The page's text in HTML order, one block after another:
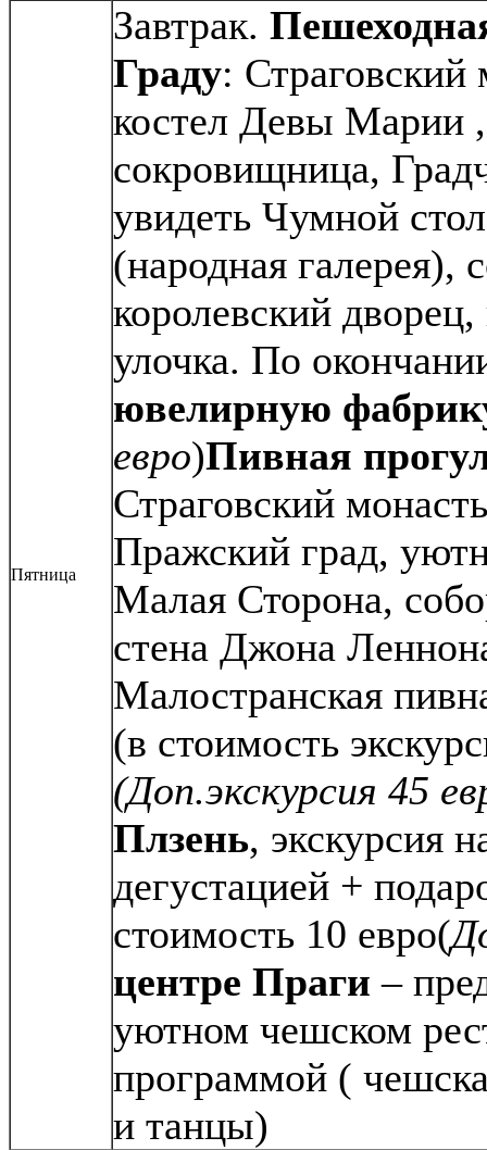
Пятница
Завтрак.
Граду: Страговский
костел Девы Марии
сокровищница,
увидеть Чумной
(народная галерея),
королевский
улочка. По
ювелирную
евро)Пивная
Страговский
Пражский град,
Малая Сторона,
стена Джона
Малостранская
(в стоимость
(Доп.экскурсия 45
Плзень, экскурсия
дегустацией +
стоимость 10 евро(
центре Праги –
уютном чешском
программой (
и танцы)